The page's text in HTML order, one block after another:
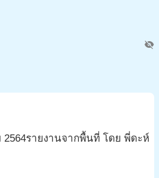
visibility_off
2564รายงานจากพื้นที่ โดย พี่ดะห์